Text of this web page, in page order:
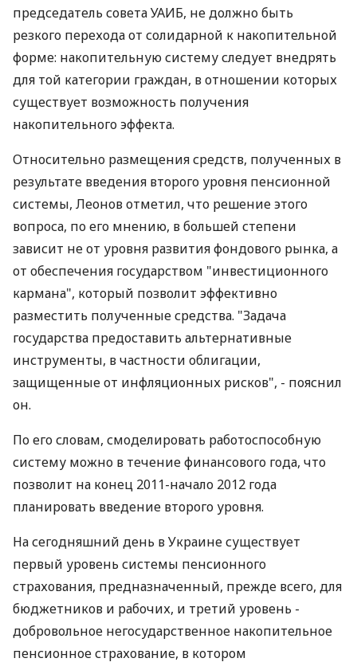
председатель совета УАИБ, не должно быть
резкого перехода от солидарной к накопительной
форме: накопительную систему следует внедрять
для той категории граждан, в отношении которых
существует возможность получения
накопительного эффекта.
Относительно размещения средств, полученных в
результате введения второго уровня пенсионной
системы, Леонов отметил, что решение этого
вопроса, по его мнению, в большей степени
зависит не от уровня развития фондового рынка, а
от обеспечения государством "инвестиционного
кармана", который позволит эффективно
разместить полученные средства. "Задача
государства предоставить альтернативные
инструменты, в частности облигации,
защищенные от инфляционных рисков", - пояснил
он.
По его словам, смоделировать работоспособную
систему можно в течение финансового года, что
позволит на конец 2011-начало 2012 года
планировать введение второго уровня.
На сегодняшний день в Украине существует
первый уровень системы пенсионного
страхования, предназначенный, прежде всего, для
бюджетников и рабочих, и третий уровень -
добровольное негосударственное накопительное
пенсионное страхование, в котором